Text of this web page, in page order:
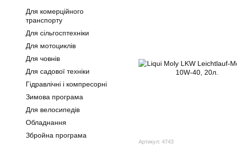
Артикул: 4743
Для комерційного
транспорту
Для сільгосптехніки
Для мотоциклів
Для човнів
Для садової техніки
Гідравлічні і компресорні
Зимова програма
Для велосипедів
Обладнання
Збройна програма